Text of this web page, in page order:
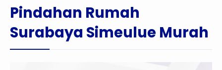
Pindahan Rumah
Surabaya Simeulue Murah